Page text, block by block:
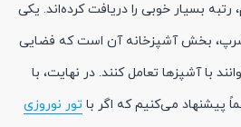
بسیار خوبی را دریافت کرده‌اند. یکی
شرپ، بخش آشپزخانه آن است که فضایی
با آشپزها تعامل کنند. در نهایت، با
پیشنهاد می‌کنیم که اگر با تور نوروزی